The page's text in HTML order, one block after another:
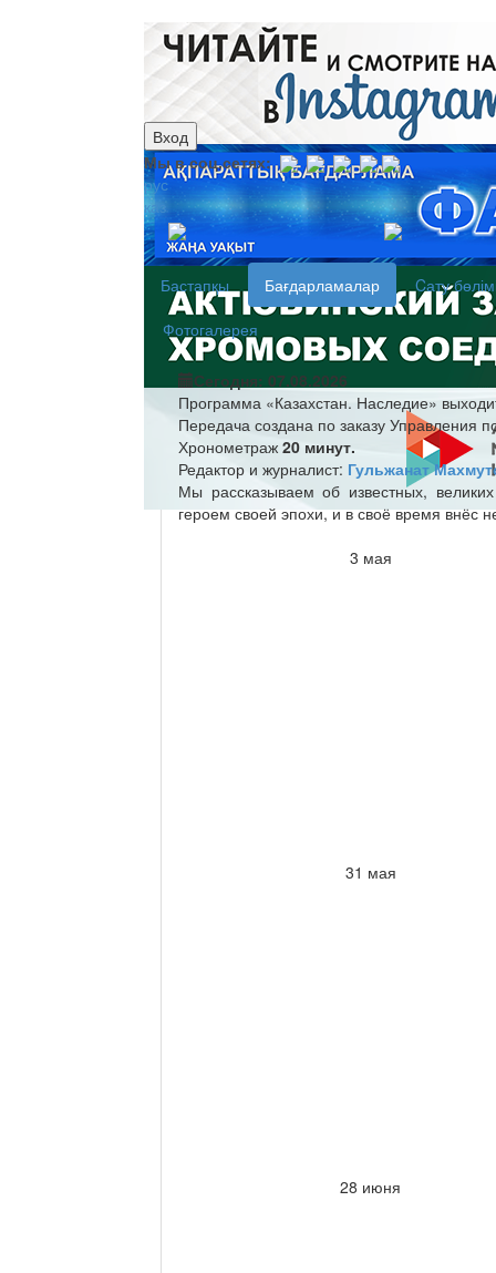
Вход
Мы в соц.сетях:
рус
каз
Бастапқы Бағдарламалар
Cату
Фотогалерея
Сегодня: 07.08.2026
Программа «Казахстан. Наследие»
Передача создана по заказу Управления
Хронометраж 20 минут.
Редактор и журналист: Гульжанат
Мы рассказываем об известных,
героем своей эпохи, и в своё время внёс
3 мая
31 мая
28 июня